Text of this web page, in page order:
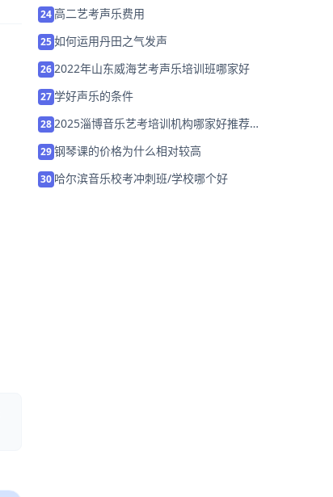
24高二艺考声乐费用
25如何运用丹田之气发声
262022年山东威海艺考声乐培训班哪家好
27学好声乐的条件
282025淄博音乐艺考培训机构哪家好推荐
29钢琴课的价格为什么相对较高
30 哈尔滨音乐校考冲刺班/学校哪个好